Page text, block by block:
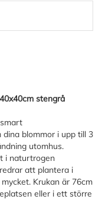
stengrå
blommor i upp till 3
utomhus.
i naturtrogen
att plantera i
Krukan är 76cm
eller i ett större